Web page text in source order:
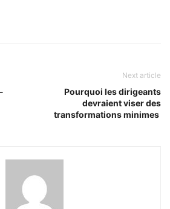
Next article
Pourquoi les dirigeants
devraient viser des
transformations minimes